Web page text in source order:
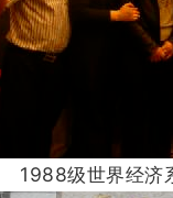
1988级世界经济